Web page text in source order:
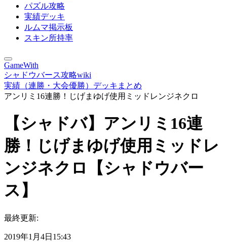
パズル攻略
実績デッキ
ルムマ掲示板
スキン所持率
GameWith
シャドウバース攻略wiki
実績（連勝・大会優勝）デッキまとめ
アンリミ16連勝！じげまゆげ使用ミッドレンジネクロ
【シャドバ】アンリミ16連
勝！じげまゆげ使用ミッドレ
ンジネクロ【シャドウバー
ス】
最終更新:
2019年1月4日15:43